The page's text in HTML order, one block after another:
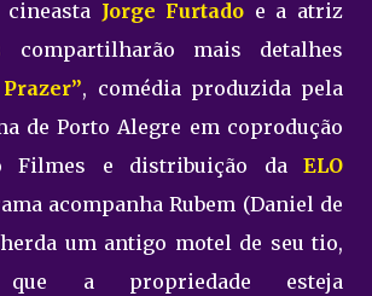
Jorge Furtado e a atriz
compartilharão mais detalhes
, comédia produzida pela
de Porto Alegre em coprodução
Filmes e distribuição da ELO
acompanha Rubem (Daniel de
um antigo motel de seu tio,
que a propriedade esteja